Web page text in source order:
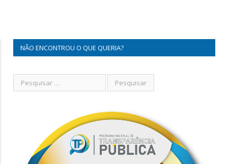
NÃO ENCONTROU O QUE QUERIA?